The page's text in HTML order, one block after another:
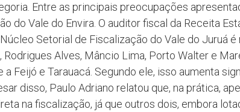
Entre as principais preocupações
do Vale do Envira. O auditor fiscal da Receita
Setorial de Fiscalização do Vale do Juruá
Rodrigues Alves, Mâncio Lima, Porto Walter e
a Feijó e Tarauacá. Segundo ele, isso aumenta
disso, Paulo Adriano relatou que, na prática,
na fiscalização, já que outros dois, embora